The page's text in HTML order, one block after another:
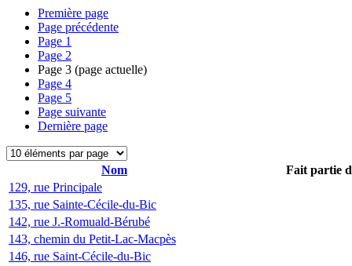
Première page
Page précédente
Page 1
Page 2
Page 3 (page actuelle)
Page 4
Page 5
Page suivante
Dernière page
Nom
Fait partie
129, rue Principale
135, rue Sainte-Cécile-du-Bic
142, rue J.-Romuald-Bérubé
143, chemin du Petit-Lac-Macpès
146, rue Saint-Cécile-du-Bic